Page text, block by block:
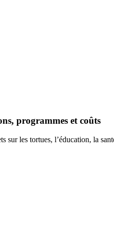
programmes et coûts
les tortues, l’éducation, la